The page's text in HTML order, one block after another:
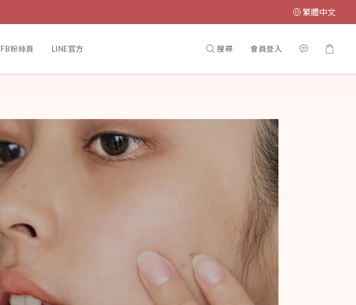
繁體中文
FB粉絲頁 LINE官方 搜尋 會員登入